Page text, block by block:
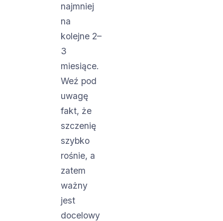
najmniej
na
kolejne 2–
3
miesiące.
Weź pod
uwagę
fakt, że
szczenię
szybko
rośnie, a
zatem
ważny
jest
docelowy